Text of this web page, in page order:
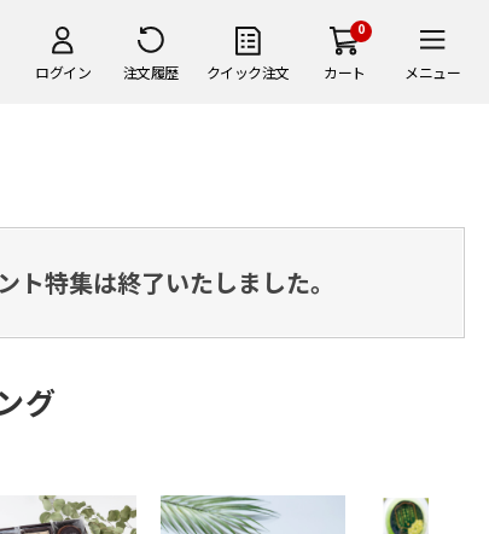
ログイン 注文履歴 クイック注文
0
カート メニュー
特集は終了いたしました。
グ